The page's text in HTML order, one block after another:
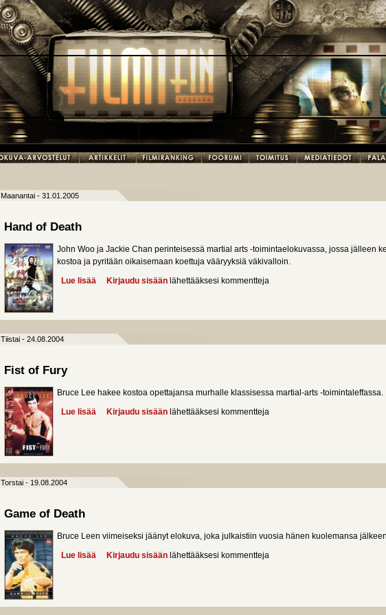
Maanantai - 31.01.2005
Hand of Death
John Woo ja Jackie Chan perinteisessä martial arts -toimintaelokuvassa, jossa jälleen
kostoa ja pyritään oikaisemaan koettuja vääryyksiä väkivalloin.
Lue lisää about Hand of Death
Kirjaudu sisään lähettääksesi kommentteja
Tiistai - 24.08.2004
Fist of Fury
Bruce Lee hakee kostoa opettajansa murhalle klassisessa martial-arts -toimintaleffassa.
Lue lisää about Fist of Fury
Kirjaudu sisään lähettääksesi kommentteja
Torstai - 19.08.2004
Game of Death
Bruce Leen viimeiseksi jäänyt elokuva, joka julkaistiin vuosia hänen kuolemansa
Lue lisää about Game of Death
Kirjaudu sisään lähettääksesi kommentteja